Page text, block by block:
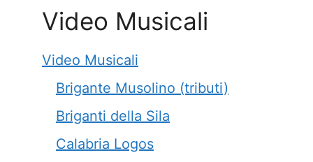
Video Musicali
Video Musicali
Brigante Musolino (tributi)
Briganti della Sila
Calabria Logos